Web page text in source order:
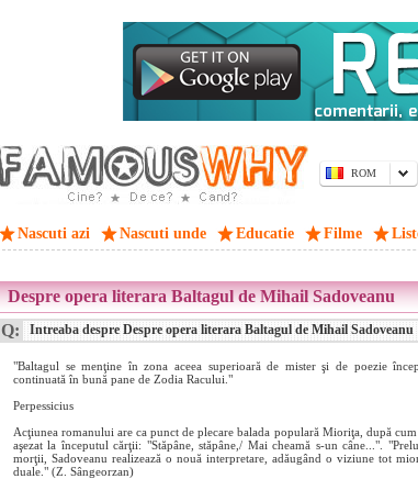
ROM
Nascuti azi Nascuti unde Educatie Filme
Despre opera literara Baltagul de Mihail Sadoveanu
Q: Intreaba despre Despre opera literara Baltagul de Mihail Sadoveanu
"Baltagul se menţine în zona aceea superioară de mister şi de poezie
continuată în bună pane de Zodia Racului."
Perpessicius
Acţiunea romanului are ca punct de plecare balada populară Mioriţa, după
aşezat la începutul cărţii: "Stăpâne, stăpâne,/ Mai cheamă s-un câne...".
morţii, Sadoveanu realizează o nouă interpretare, adăugând o viziune tot
duale." (Z. Sângeorzan)